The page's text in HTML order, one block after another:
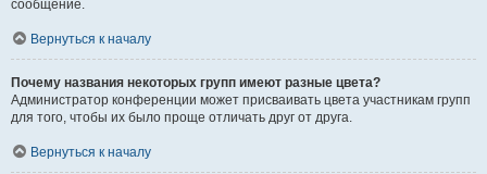
сообщение.
Вернуться к началу
Почему названия некоторых групп имеют разные цвета?
Администратор конференции может присваивать цвета участникам групп
для того, чтобы их было проще отличать друг от друга.
Вернуться к началу